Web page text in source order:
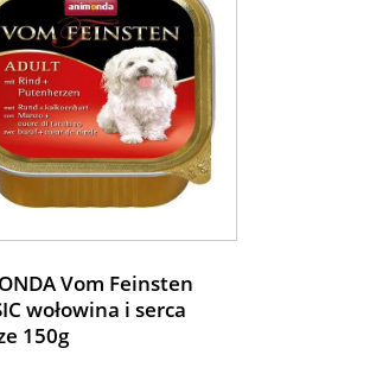
Vom Feinsten
wołowina i serca
150g